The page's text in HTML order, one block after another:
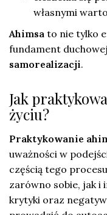
własnymi
Ahimsa to nie tylko
fundament
samorealizacji.
Jak
życiu?
Praktykowanie
uważności w
częścią tego
zarówno sobie, jak i
krytyki oraz